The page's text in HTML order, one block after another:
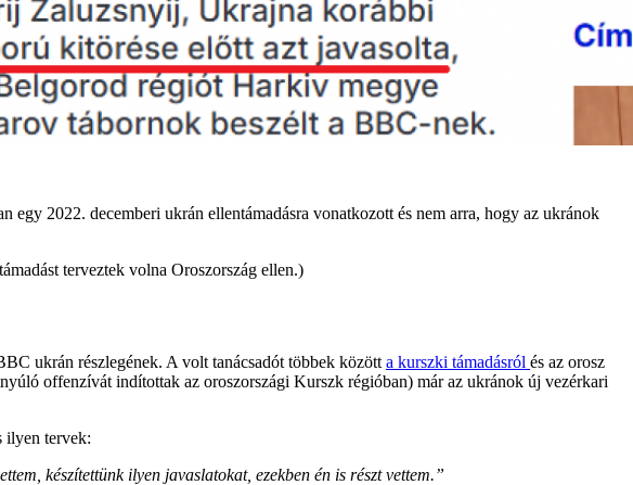
2022. decemberi ukrán ellentámadásra vonatkozott és nem arra, hogy az ukránok
terveztek volna Oroszország ellen.)
ukrán részlegének. A volt tanácsadót többek között a kurszki támadásról és az orosz
offenzívát indítottak az oroszországi Kurszk régióban) már az ukránok új vezérkari
ilyen tervek:
készítettünk ilyen javaslatokat, ezekben én is részt vettem.”